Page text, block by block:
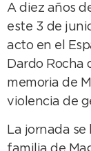
A diez años
este 3 de
acto en el
Dardo Rocha
memoria de
violencia de
La jornada